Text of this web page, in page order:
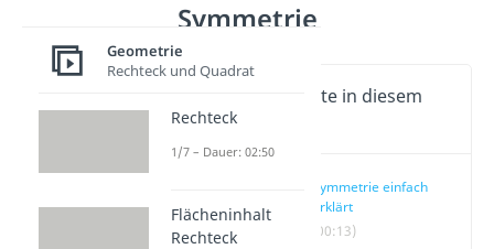
Symmetrie
Wichtige Inhalte in diesem
Video
Symmetrie einfach
erklärt
(00:13)
Geometrie
Rechteck und Quadrat
Rechteck
1/7 – Dauer: 02:50
Flächeninhalt
Rechteck